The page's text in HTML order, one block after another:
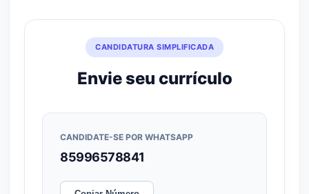
CANDIDATURA SIMPLIFICADA
Envie seu currículo
CANDIDATE-SE POR WHATSAPP
85996578841